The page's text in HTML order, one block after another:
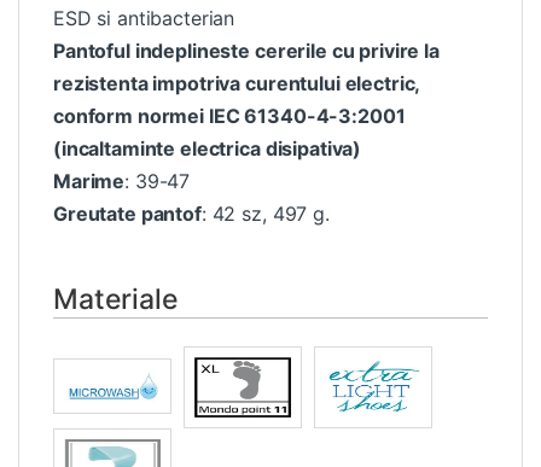
ESD si antibacterian
Pantoful indeplineste cererile cu privire la
rezistenta impotriva curentului electric,
conform normei IEC 61340-4-3:2001
(incaltaminte electrica disipativa)
Marime: 39-47
Greutate pantof: 42 sz, 497 g.
Materiale